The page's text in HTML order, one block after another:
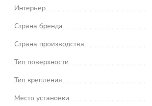
Интерьер
Страна бренда
Страна производства
Тип поверхности
Тип крепления
Место установки